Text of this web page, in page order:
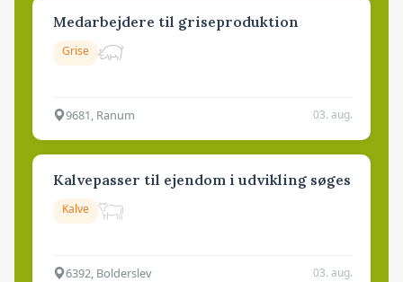
Medarbejdere til griseproduktion
Grise
9681, Ranum 03. aug.
Kalvepasser til ejendom i udvikling søges
Kalve
6392, Bolderslev 03. aug.